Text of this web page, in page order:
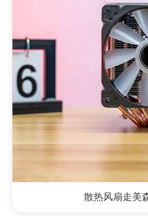
散热风扇走美